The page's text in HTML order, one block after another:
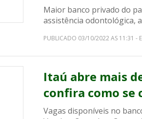
Maior banco privado do
assistência odontológica,
PUBLICADO 03/10/2022 AS 11:31 -
Itaú abre mais
confira como se
Vagas disponíveis no